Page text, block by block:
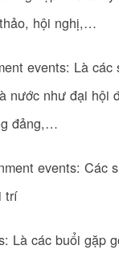
hội nghị,…
events: Là
nước như đại hội
đảng,…
events: Các
trí
Là các buổi gặp